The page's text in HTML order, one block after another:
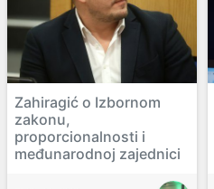
Zahiragić o Izbornom
zakonu,
proporcionalnosti i
međunarodnoj zajednici